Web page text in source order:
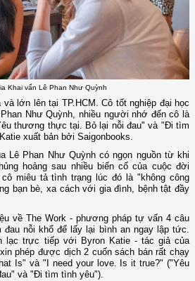
Khai vấn Lê Phan Như Quỳnh
và lớn lên tại TP.HCM. Cô tốt nghiệp đại học
Như Quỳnh, nhiều người nhớ đến cô là
thương thực tại. Bỏ lại nỗi đau" và "Đi tìm
xuất bản bởi Saigonbooks.
Lê Phan Như Quỳnh có ngọn nguồn từ khi
hoảng sau nhiều biến cố của cuộc đời
miêu tả tình trạng lúc đó là "không công
bạn bè, xa cách với gia đình, bệnh tật đầy
về The Work - phương pháp tự vấn 4 câu
đau nỗi khổ để lấy lại bình an ngay lập tức.
lạc trực tiếp với Byron Katie - tác giả của
phép được dịch 2 cuốn sách bán rất chạy
Is" và "I need your love. Is it true?" ("Yêu
và "Đi tìm tình yêu").